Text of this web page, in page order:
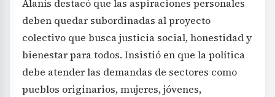
Alanís destacó que las aspiraciones personales
deben quedar subordinadas al proyecto
colectivo que busca justicia social, honestidad y
bienestar para todos. Insistió en que la política
debe atender las demandas de sectores como
pueblos originarios, mujeres, jóvenes,